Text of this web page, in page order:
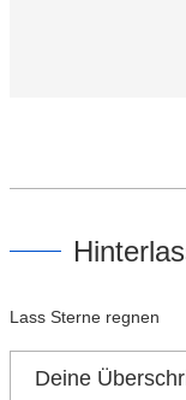
Lass Sterne regnen